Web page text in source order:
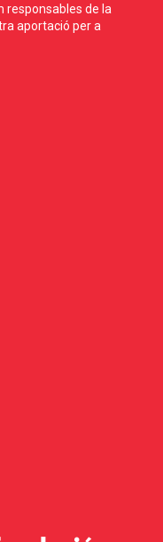
responsables de la
aportació per a